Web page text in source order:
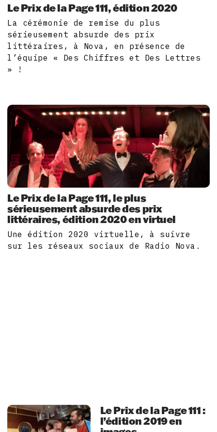
Le Prix de la Page 111, édition 2020
La cérémonie de remise du plus
sérieusement absurde des prix
littéraires, à Nova, en présence de
l’équipe « Des Chiffres et Des Lettres
» !
Le Prix de la Page 111, le plus
sérieusement absurde des prix
littéraires, édition 2020 en virtuel
Une édition 2020 virtuelle, à suivre
sur les réseaux sociaux de Radio Nova.
Le Prix de la Page 111 :
l’édition 2019 en